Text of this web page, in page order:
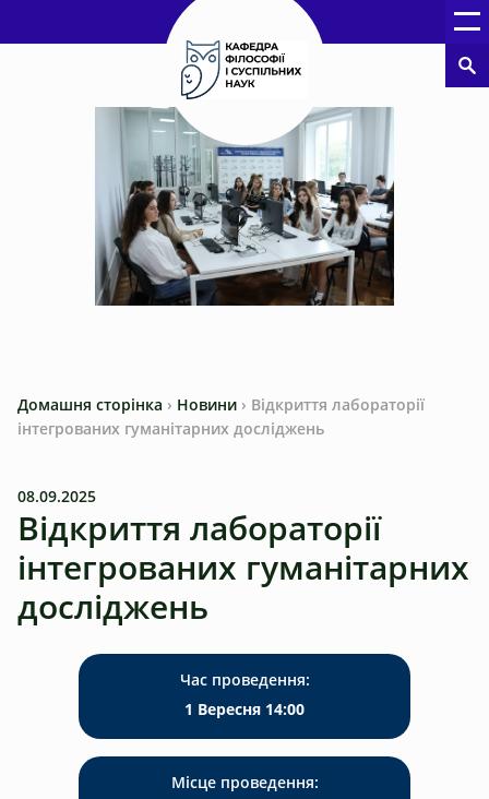
Домашня сторінка › Новини › Відкриття лабораторії
інтегрованих гуманітарних досліджень
08.09.2025
Відкриття лабораторії
інтегрованих гуманітарних
досліджень
Час проведення:
1 Вересня 14:00
Місце проведення: